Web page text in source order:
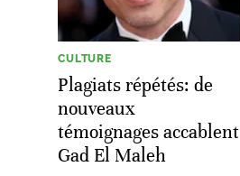
CULTURE
Plagiats répétés: de
nouveaux
témoignages accablent
Gad El Maleh